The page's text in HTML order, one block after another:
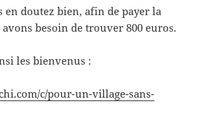
en doutez bien, afin de payer la
besoin de trouver 800 euros.
les bienvenus :
c/pour-un-village-sans-